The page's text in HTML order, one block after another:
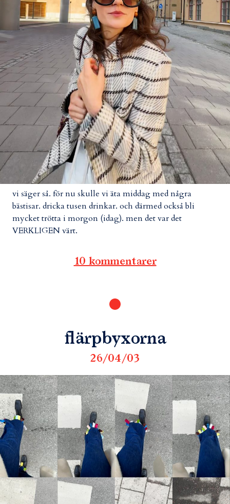
vi säger så. för nu skulle vi äta middag med några
bästisar. dricka tusen drinkar. och därmed också bli
mycket trötta i morgon (idag). men det var det
VERKLIGEN värt.
10 kommentarer
flärpbyxorna
26/04/03